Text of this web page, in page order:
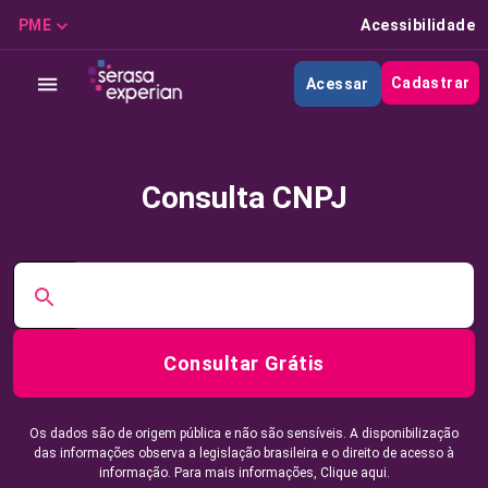
PME Acessibilidade
Acessar Cadastrar
Consulta CNPJ
Consultar Grátis
Os dados são de origem pública e não são sensíveis. A disponibilização
das informações observa a legislação brasileira e o direito de acesso à
informação. Para mais informações, Clique aqui.